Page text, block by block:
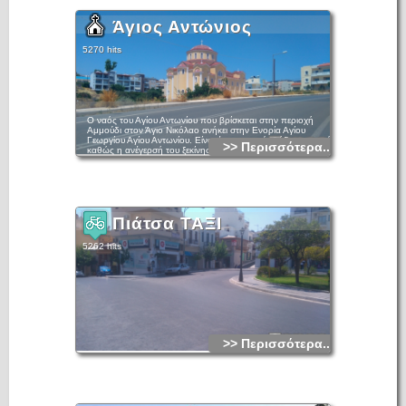
Άγιος Αντώνιος
5270 hits
Ο ναός του Αγίου Αντωνίου που βρίσκεται στην περιοχή
Αμμούδι στον Άγιο Νικόλαο ανήκει στην Ενορία Αγίου
Γεωργίου Αγίου Αντωνίου. Είναι ένας σχετικά νεόδμητος ναός
καθώς η ανέγερσή του ξεκίνησε το 2001 και τελείωσε το
2010.
Αποστόλους.
>> Περισσότερα...
Πιάτσα ΤΑΞΙ
5262 hits
>> Περισσότερα...